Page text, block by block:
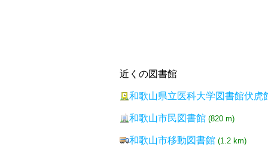
近くの図書館
和歌山県立医科大学図書館伏虎
和歌山市民図書館 (820 m)
和歌山市移動図書館 (1.2 km)